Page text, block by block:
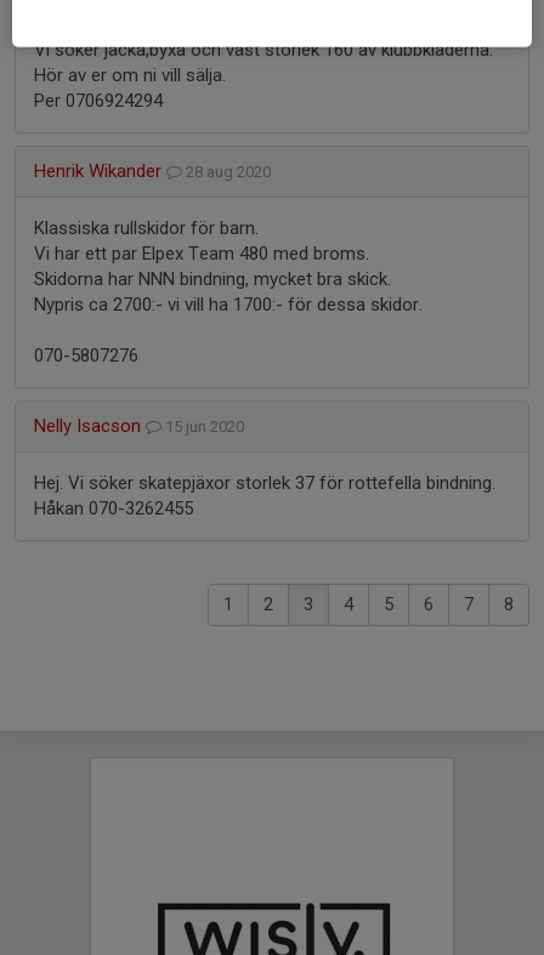
Vi söker jacka,byxa och väst storlek 160 av klubbkläderna.
Hör av er om ni vill sälja.
Per 0706924294
Henrik Wikander 28 aug 2020
Klassiska rullskidor för barn.
Vi har ett par Elpex Team 480 med broms.
Skidorna har NNN bindning, mycket bra skick.
Nypris ca 2700:- vi vill ha 1700:- för dessa skidor.
070-5807276
Nelly Isacson 15 jun 2020
Hej. Vi söker skatepjäxor storlek 37 för rottefella bindning.
Håkan 070-3262455
1 2 3 4 5 6 7 8